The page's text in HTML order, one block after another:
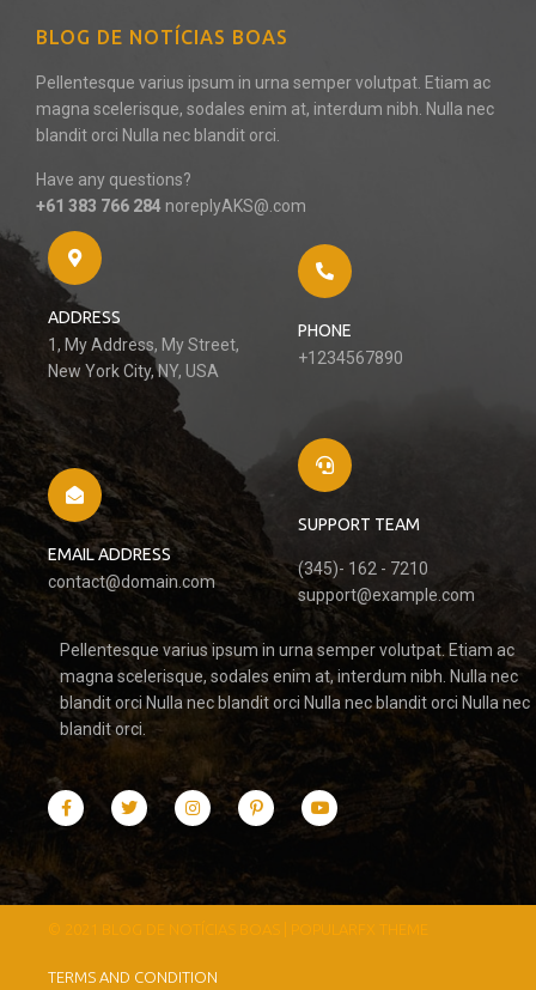
BLOG DE NOTÍCIAS BOAS
Pellentesque varius ipsum in urna semper volutpat. Etiam ac
magna scelerisque, sodales enim at, interdum nibh. Nulla nec
blandit orci Nulla nec blandit orci.
Have any questions?
+61 383 766 284 noreplyAKS@.com
ADDRESS
1, My Address, My Street,
New York City, NY, USA
PHONE
+1234567890
EMAIL ADDRESS
contact@domain.com
SUPPORT TEAM
(345)- 162 - 7210
support@example.com
Pellentesque varius ipsum in urna semper volutpat. Etiam ac
magna scelerisque, sodales enim at, interdum nibh. Nulla nec
blandit orci Nulla nec blandit orci Nulla nec blandit orci Nulla nec
blandit orci.
© 2021 BLOG DE NOTÍCIAS BOAS | POPULARFX THEME
TERMS AND CONDITION